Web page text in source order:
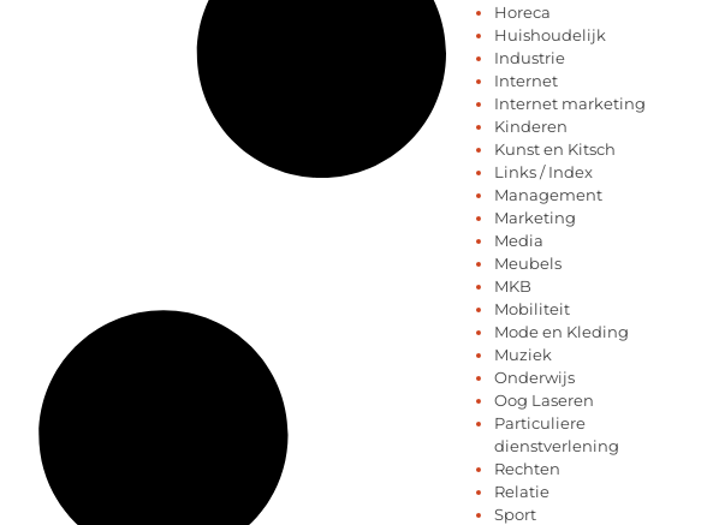
Horeca
Huishoudelijk
Industrie
Internet
Internet marketing
Kinderen
Kunst en Kitsch
Links / Index
Management
Marketing
Media
Meubels
MKB
Mobiliteit
Mode en Kleding
Muziek
Onderwijs
Oog Laseren
Particuliere
dienstverlening
Rechten
Relatie
Sport